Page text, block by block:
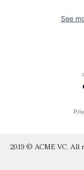
See
2019 © ACME VC. All